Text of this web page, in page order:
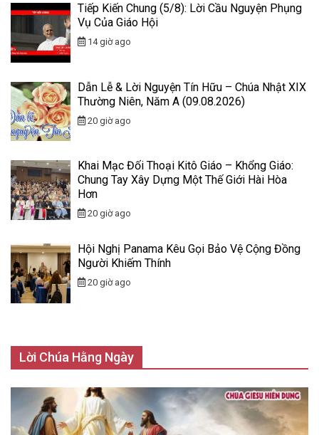
Tiếp Kiến Chung (5/8): Lời Cầu Nguyện Phụng
Vụ Của Giáo Hội
14 giờ ago
Dẫn Lễ & Lời Nguyện Tín Hữu – Chúa Nhật XIX
Thường Niên, Năm A (09.08.2026)
20 giờ ago
Khai Mạc Đối Thoại Kitô Giáo – Khổng Giáo:
Chung Tay Xây Dựng Một Thế Giới Hài Hòa
Hơn
20 giờ ago
Hội Nghị Panama Kêu Gọi Bảo Vệ Cộng Đồng
Người Khiếm Thính
20 giờ ago
Lời Chúa Hằng Ngày